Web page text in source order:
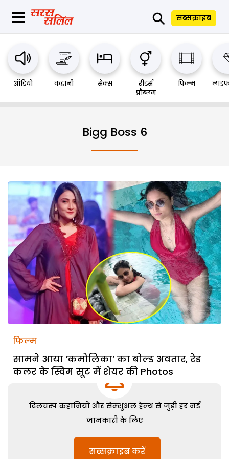
⚲ सब्सक्राइब
ऑडियो कहानी सेक्स
रीडर्स
प्रौब्लम
फिल्म
Bigg Boss 6
फिल्म
सामने आया ‘कमोलिका’ का बोल्ड अवतार, रेड
कलर के स्विम सूट में शेयर की Photos
दिलचस्प कहानियों और सेक्शुअल हेल्थ से जुड़ी हर नई
जानकारी के लिए
सब्सक्राइब करें